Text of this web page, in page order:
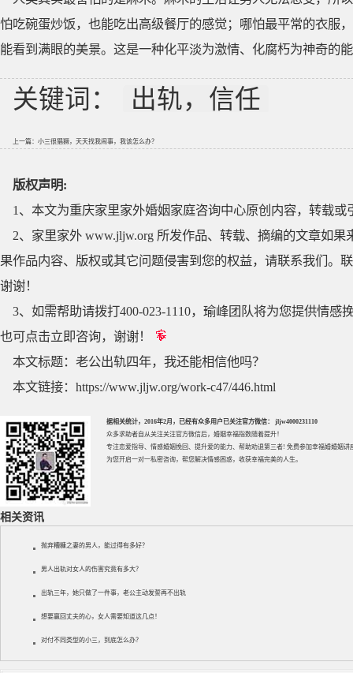
怕吃碗蛋炒饭，也能吃出高级餐厅的感觉；哪怕最平常的衣服
能看到满眼的美景。这是一种化平淡为激情、化腐朽为神奇的
关键词： 出轨，信任
上一篇： 小三很猖獗，天天找我闹事，我该怎么办？
版权声明:
1、本文为重庆家里家外婚姻家庭咨询中心原创内容，转载
2、家里家外 www.jljw.org 所发作品、转载、摘编的文章如
果作品内容、版权或其它问题侵害到您的权益，请联系我们。
谢谢！
3、如需帮助请拨打400-023-1110，瑜峰团队将为您提供情
也可点击立即咨询，谢谢！
本文标题： 老公出轨四年，我还能相信他吗？
本文链接： https://www.jljw.org/work-c47/446.html
据相关统计，2016年2月，已经有众多用户已关注官方微信： jljw4000231110
众多求助者自从关注关注官方微信后，婚姻幸福指数随着提升！
专注恋爱指导、 情感婚姻挽回 、提升爱的能力、帮助劝退第三者! 免费参加幸福婚婚姻讲
为您开启一对一私密咨询，帮您解决情感困惑，收获幸福完美的人生。
相关资讯
抛弃糟糠之妻的男人，能过得有多好？
男人出轨对女人的伤害究竟有多大？
出轨三年，她只做了一件事，老公主动发誓再不出轨
想要赢回丈夫的心，女人需要知道这几点！
对付不同类型的小三，到底怎么办？